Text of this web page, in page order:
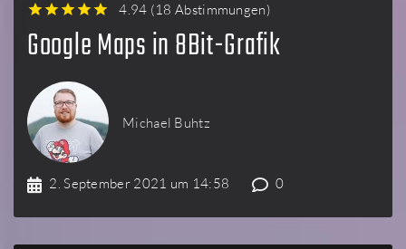
4.94 (18 Abstimmungen)
Google Maps in 8Bit-Grafik
Michael Buhtz
2. September 2021 um 14:58 0